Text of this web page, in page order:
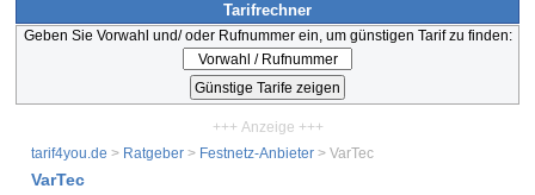
Tarifrechner
Geben Sie Vorwahl und/ oder Rufnummer ein, um günstigen Tarif zu finden:
+++ Anzeige +++
tarif4you.de > Ratgeber > Festnetz-Anbieter > VarTec
VarTec